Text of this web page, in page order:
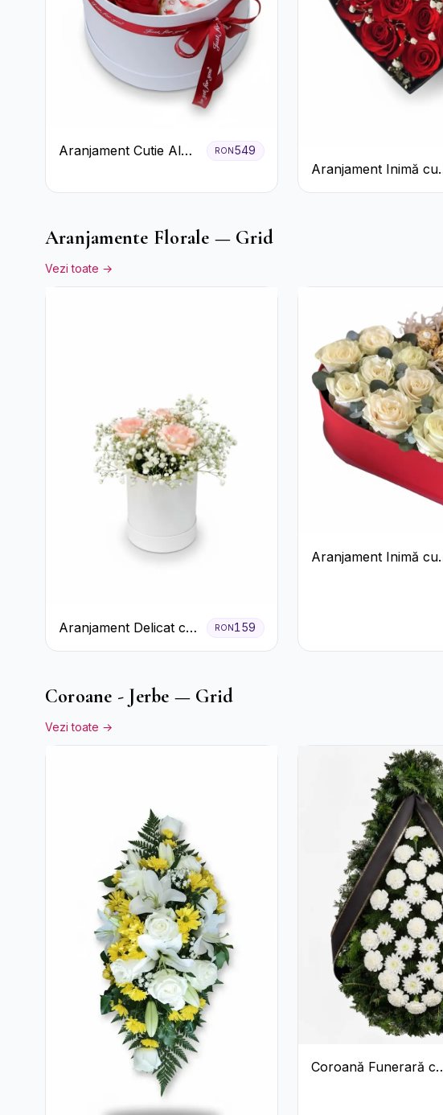
Aranjament Cutie Albă
Raffaello
RON549
Aranjament Inimă cu
Trandafiri Roșii și
Aranjamente Florale — Grid
Vezi toate →
Aranjament Delicat cu
3 Trandafiri Roz în
RON159
Aranjament Inimă cu
Coroane - Jerbe — Grid
Vezi toate →
Coroană Funerară cu